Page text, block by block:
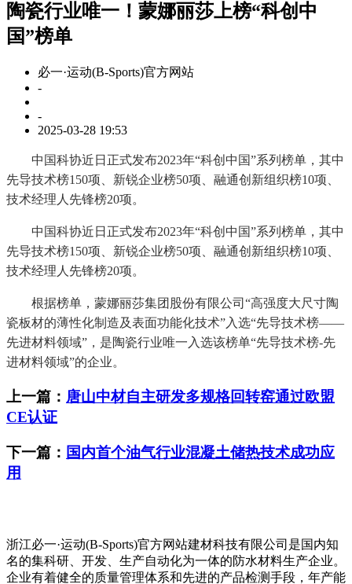
陶瓷行业唯一！蒙娜丽莎上榜“科创中
国”榜单
必一·运动(B-Sports)官方网站
-
-
2025-03-28 19:53
中国科协近日正式发布2023年“科创中国”系列榜单，其中
先导技术榜150项、新锐企业榜50项、融通创新组织榜10项、
技术经理人先锋榜20项。
中国科协近日正式发布2023年“科创中国”系列榜单，其中
先导技术榜150项、新锐企业榜50项、融通创新组织榜10项、
技术经理人先锋榜20项。
根据榜单，蒙娜丽莎集团股份有限公司“高强度大尺寸陶
瓷板材的薄性化制造及表面功能化技术”入选“先导技术榜——
先进材料领域”，是陶瓷行业唯一入选该榜单“先导技术榜-先
进材料领域”的企业。
上一篇： 唐山中材自主研发多规格回转窑通过欧盟
CE认证
下一篇： 国内首个油气行业混凝土储热技术成功应
用
浙江必一·运动(B-Sports)官方网站建材科技有限公司是国内知
名的集科研、开发、生产自动化为一体的防水材料生产企业。
企业有着健全的质量管理体系和先进的产品检测手段，年产能